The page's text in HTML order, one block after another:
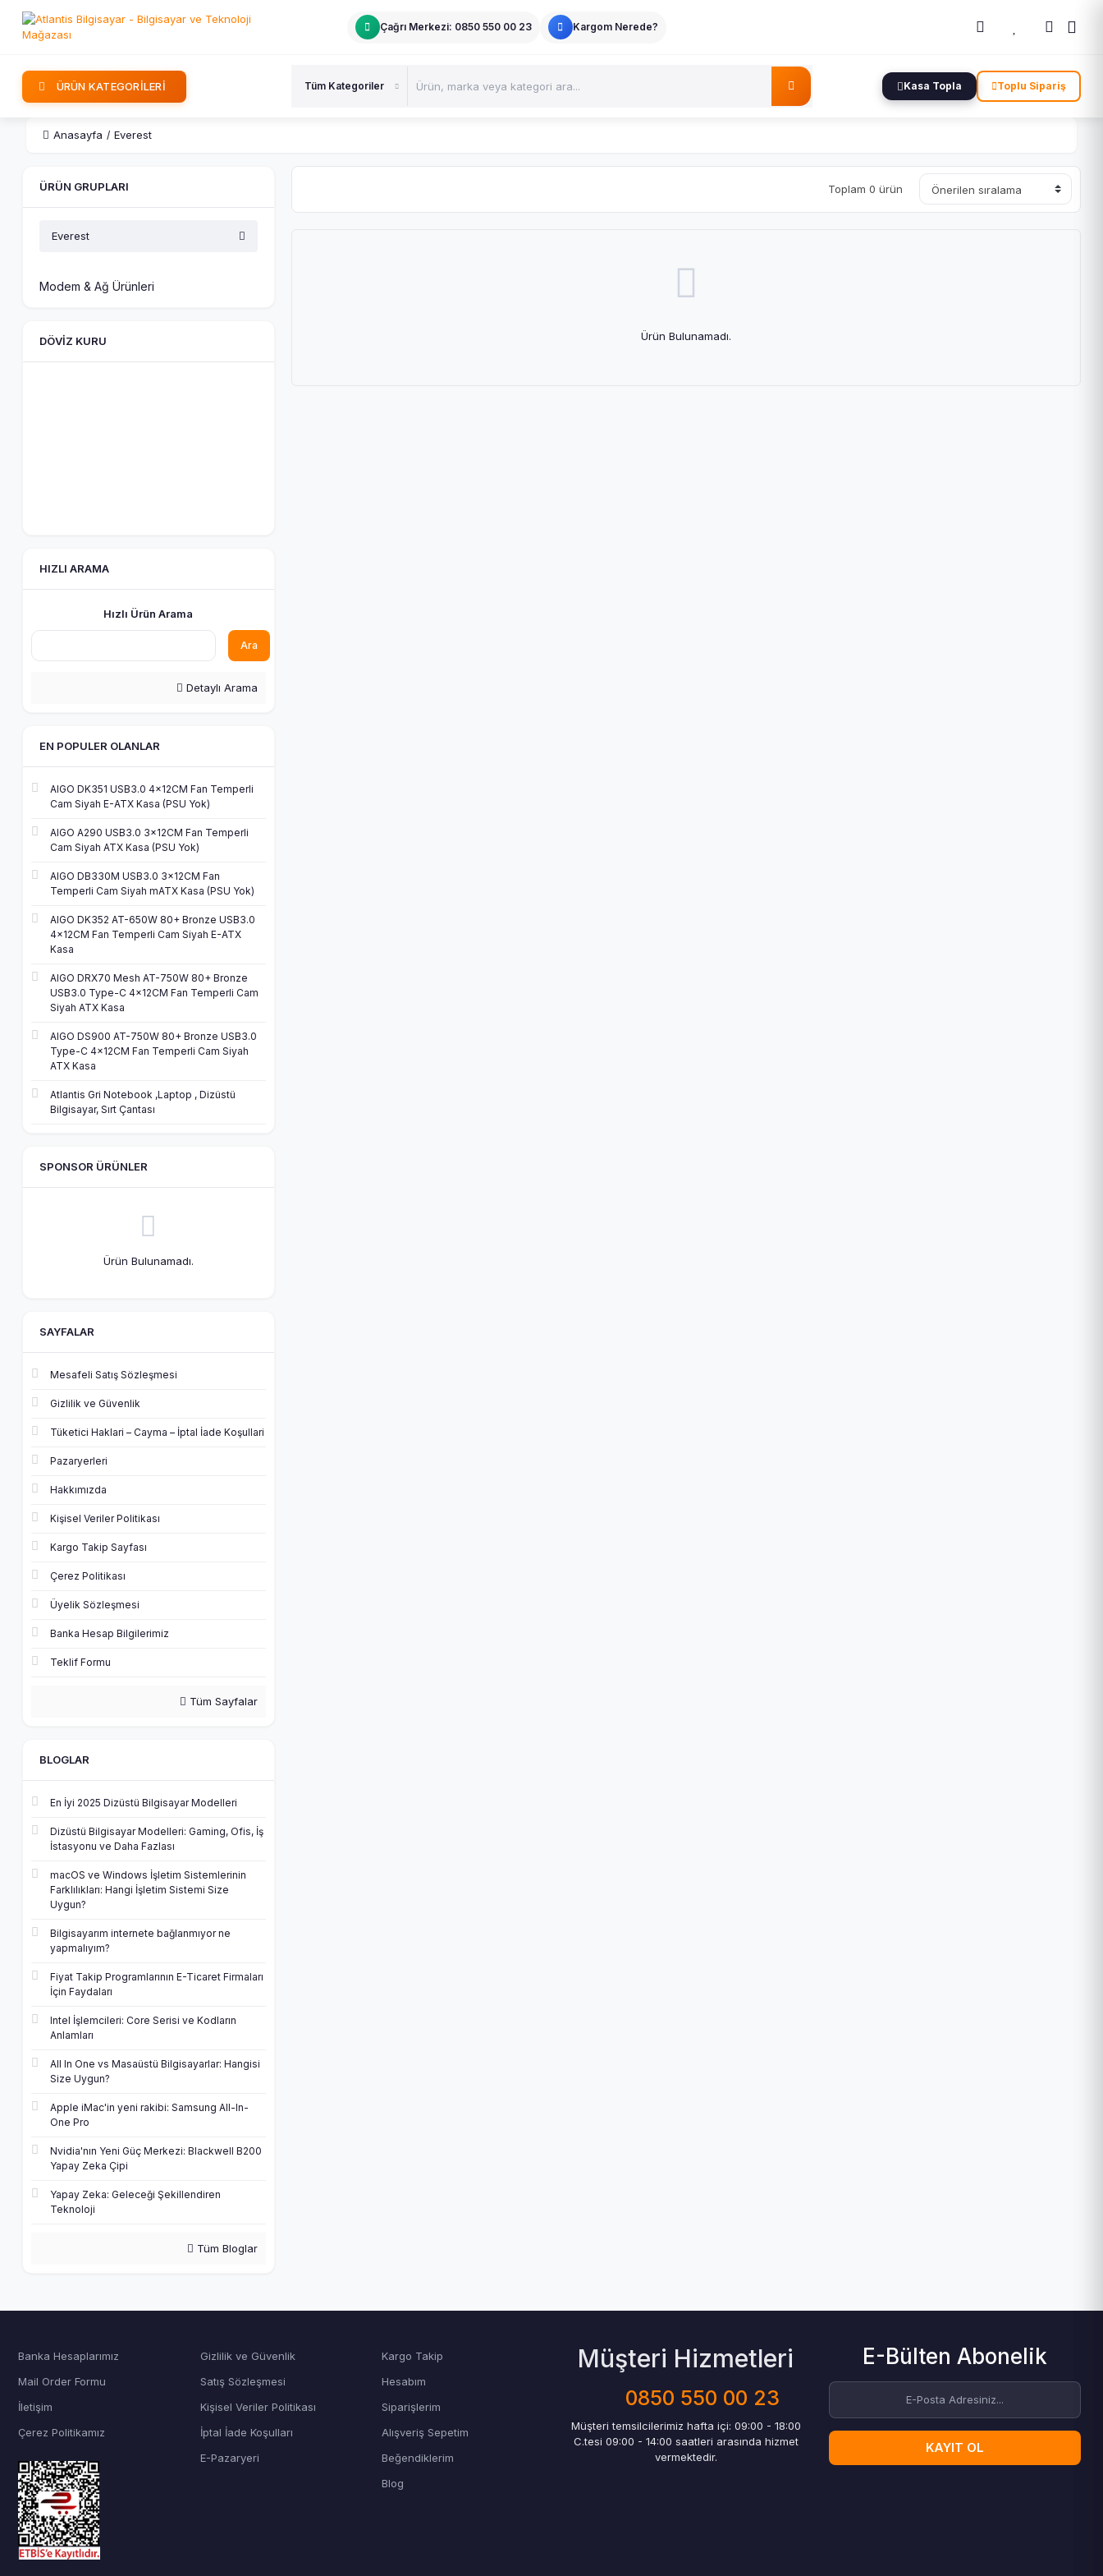
Çağrı Merkezi: 0850 550 00 23 Kargom Nerede?
ÜRÜN KATEGORİLERİ Kasa Topla Toplu Sipariş
Anasayfa Everest
ÜRÜN GRUPLARI
Everest
Modem & Ağ Ürünleri
DÖVIZ KURU
HIZLI ARAMA
Hızlı Ürün Arama
Ara
Detaylı Arama
EN POPULER OLANLAR
AIGO DK351 USB3.0 4×12CM Fan Temperli
Cam Siyah E-ATX Kasa (PSU Yok)
AIGO A290 USB3.0 3×12CM Fan Temperli
Cam Siyah ATX Kasa (PSU Yok)
AIGO DB330M USB3.0 3×12CM Fan
Temperli Cam Siyah mATX Kasa (PSU Yok)
AIGO DK352 AT-650W 80+ Bronze USB3.0
4×12CM Fan Temperli Cam Siyah E-ATX
Kasa
AIGO DRX70 Mesh AT-750W 80+ Bronze
USB3.0 Type-C 4×12CM Fan Temperli Cam
Siyah ATX Kasa
AIGO DS900 AT-750W 80+ Bronze USB3.0
Type-C 4×12CM Fan Temperli Cam Siyah
ATX Kasa
Atlantis Gri Notebook ,Laptop , Dizüstü
Bilgisayar, Sırt Çantası
SPONSOR ÜRÜNLER
Ürün Bulunamadı.
SAYFALAR
Mesafeli Satış Sözleşmesi
Gizlilik ve Güvenlik
Tüketici Haklari – Cayma – İptal İade Koşullari
Pazaryerleri
Hakkımızda
Kişisel Veriler Politikası
Kargo Takip Sayfası
Çerez Politikası
Üyelik Sözleşmesi
Banka Hesap Bilgilerimiz
Teklif Formu
Tüm Sayfalar
BLOGLAR
En İyi 2025 Dizüstü Bilgisayar Modelleri
Dizüstü Bilgisayar Modelleri: Gaming, Ofis, İş
İstasyonu ve Daha Fazlası
macOS ve Windows İşletim Sistemlerinin
Farklılıkları: Hangi İşletim Sistemi Size
Uygun?
Bilgisayarım internete bağlanmıyor ne
yapmalıyım?
Fiyat Takip Programlarının E-Ticaret Firmaları
İçin Faydaları
Intel İşlemcileri: Core Serisi ve Kodların
Anlamları
All In One vs Masaüstü Bilgisayarlar: Hangisi
Size Uygun?
Apple iMac'in yeni rakibi: Samsung All-In-
One Pro
Nvidia'nın Yeni Güç Merkezi: Blackwell B200
Yapay Zeka Çipi
Yapay Zeka: Geleceği Şekillendiren
Teknoloji
Tüm Bloglar
Toplam 0 ürün
Ürün Bulunamadı.
Banka Hesaplarımız
Mail Order Formu
İletişim
Çerez Politikamız
Gizlilik ve Güvenlik
Satış Sözleşmesi
Kişisel Veriler Politikası
İptal İade Koşulları
E-Pazaryeri
Kargo Takip
Hesabım
Siparişlerim
Alışveriş Sepetim
Beğendiklerim
Blog
Müşteri Hizmetleri
0850 550 00 23
Müşteri temsilcilerimiz hafta içi: 09:00 - 18:00
C.tesi 09:00 - 14:00 saatleri arasında hizmet
vermektedir.
E-Bülten Abonelik
KAYIT OL